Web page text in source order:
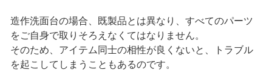
造作洗面台の場合、既製品とは異なり、すべてのパーツ
をご自身で取りそろえなくてはなりません。
そのため、アイテム同士の相性が良くないと、トラブル
を起こしてしまうこともあるのです。